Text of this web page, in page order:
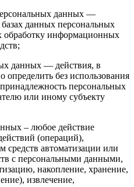
данных —
данных персональных
информационных
данных — действия, в
определить без использования
персональных
или иному субъекту
– любое действие
(операций),
средств автоматизации или
с персональными данными,
накопление, хранение,
извлечение,